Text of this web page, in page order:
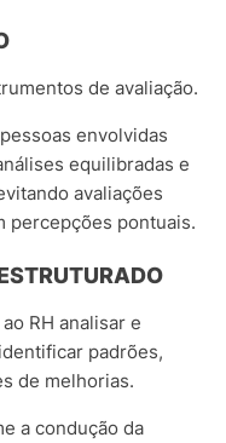
de avaliação.
envolvidas
equilibradas e
avaliações
percepções pontuais.
RH analisar e
padrões,
de melhorias.
a condução da